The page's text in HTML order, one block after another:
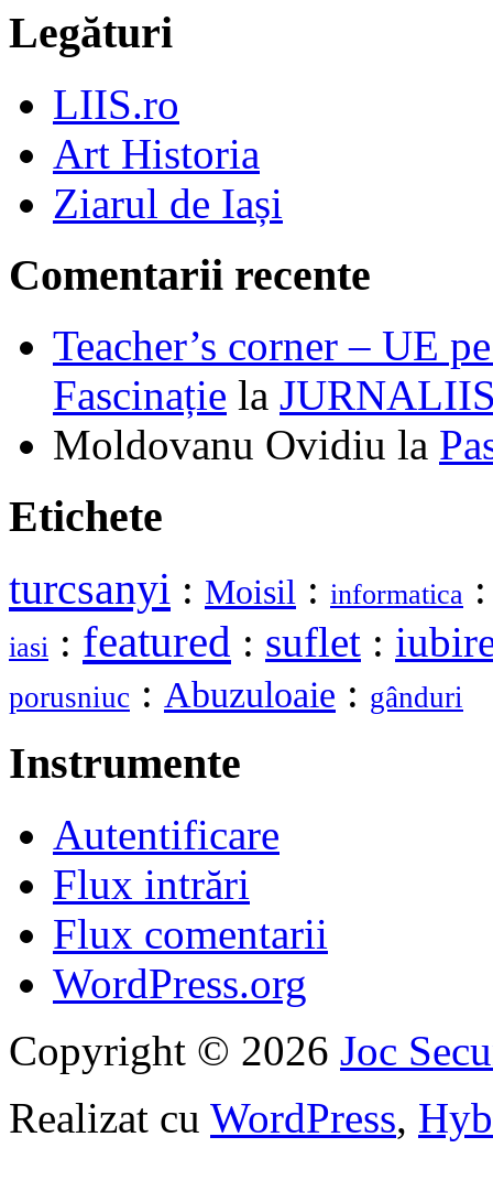
Legături
LIIS.ro
Art Historia
Ziarul de Iași
Comentarii recente
Teacher’s corner – UE
Fascinație la
Moldovanu Ovidiu la
Etichete
turcsanyi : Moisil : informatica
iasi : featured : suflet :
porusniuc : Abuzuloaie : gânduri
Instrumente
Autentificare
Flux intrări
Flux comentarii
WordPress.org
Copyright © 2026 Joc
Realizat cu WordPress,